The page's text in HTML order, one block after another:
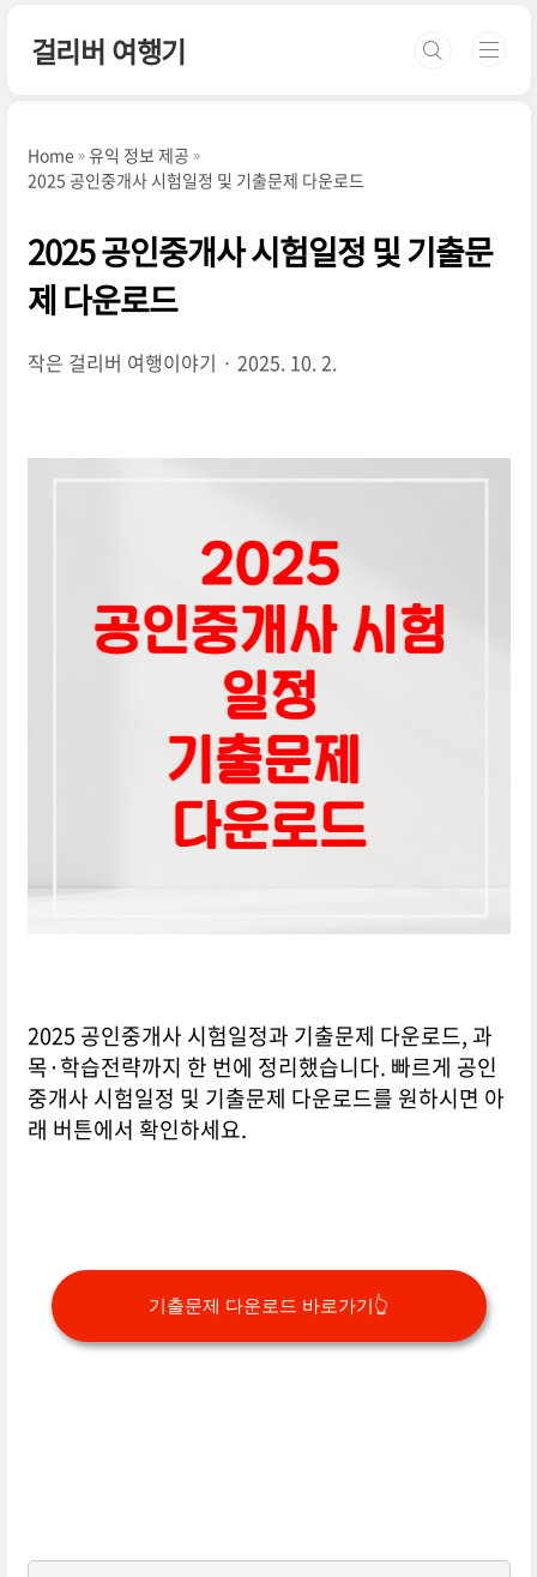
걸리버 여행기
Home
유익 정보 제공
2025 공인중개사 시험일정 및 기출문제 다운로드
2025 공인중개사 시험일정 및 기출문
제 다운로드
작은 걸리버 여행이야기 2025. 10. 2.
2025 공인중개사 시험일정과 기출문제 다운로드, 과
목·학습전략까지 한 번에 정리했습니다. 빠르게 공인
중개사 시험일정 및 기출문제 다운로드를 원하시면 아
래 버튼에서 확인하세요.
기출문제 다운로드 바로가기👆